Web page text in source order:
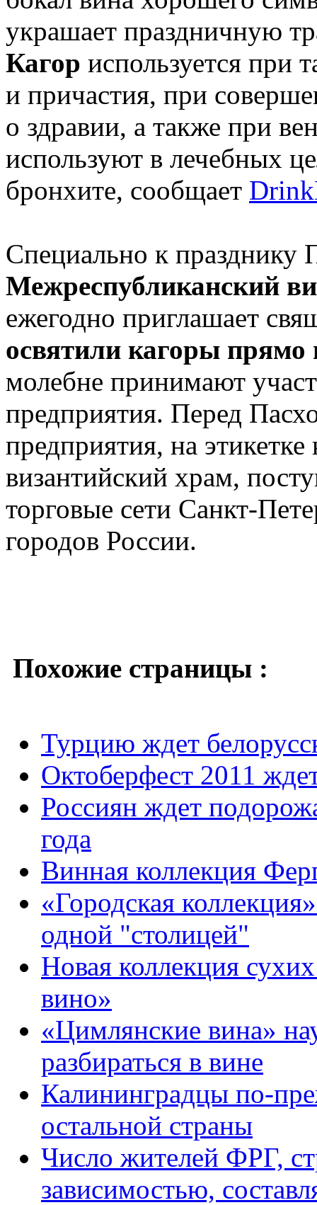
украшает праздничную
Кагор используется при
и причастия, при
о здравии, а также при
используют в лечебных
бронхите, сообщает
Специально к празднику
Межреспубликанский
ежегодно приглашает
освятили кагоры прямо
молебне принимают
предприятия. Перед
предприятия, на
византийский храм,
торговые сети Санкт-
городов России.
Похожие страницы :
Турцию ждет
Октоберфест 2011
Россиян ждет
года
Винная коллекция
«Городская
одной "столицей"
Новая коллекция
вино»
«Цимлянские вина»
разбираться в вине
Калининградцы по-
остальной страны
Число жителей ФРГ,
зависимостью,